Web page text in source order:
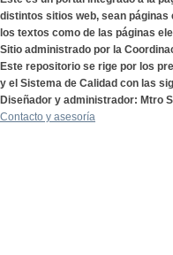
distintos sitios web, sean
los textos como de las páginas
Sitio administrado por la
Este repositorio se rige por los
y el Sistema de Calidad con las
Diseñador y administrador: Mtro
Contacto y asesoría